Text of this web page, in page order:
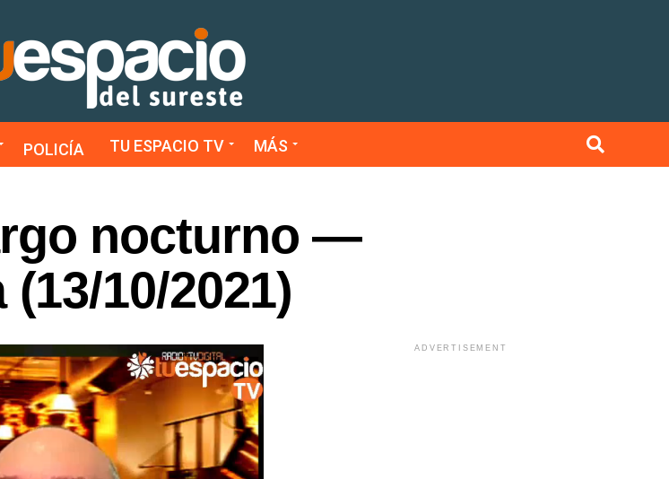
POLICÍA TU ESPACIO TV MÁS
nocturno —
10/2021)
ADVERTISEMENT